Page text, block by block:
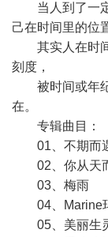
当人到了一
己在时间里的位
其实人在时
刻度，
被时间或年
在。
专辑曲目：
01、不期而
02、你从天
03、梅雨
04、Marine
05、美丽生